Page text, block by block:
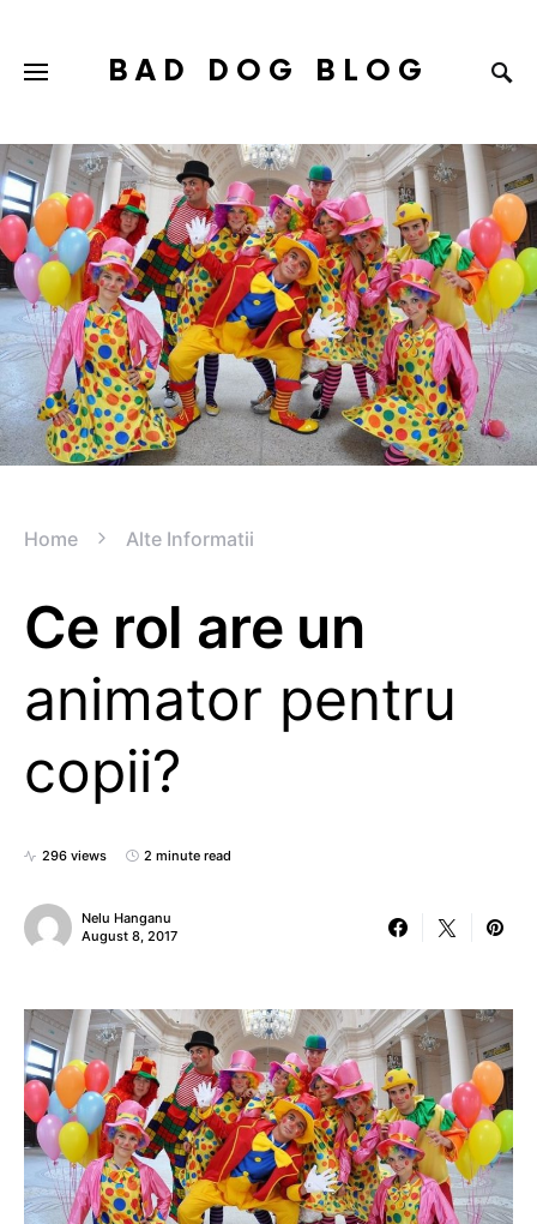
BAD DOG BLOG
Home Alte Informatii
Ce rol are un
animator pentru
copii?
296 views 2 minute read
Nelu Hanganu
August 8, 2017